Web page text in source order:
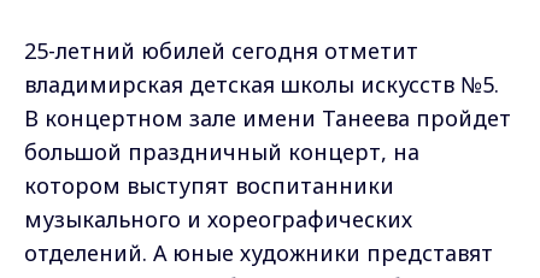
25-летний юбилей сегодня отметит
владимирская детская школы искусств №5.
В концертном зале имени Танеева пройдет
большой праздничный концерт, на
котором выступят воспитанники
музыкального и хореографических
отделений. А юные художники представят